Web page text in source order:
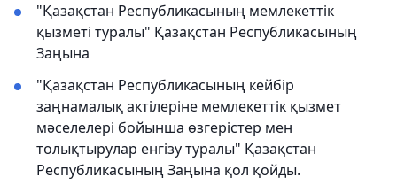
"Қазақстан Республикасының мемлекеттік
қызметі туралы" Қазақстан Республикасының
Заңына
"Қазақстан Республикасының кейбір
заңнамалық актілеріне мемлекеттік қызмет
мәселелері бойынша өзгерістер мен
толықтырулар енгізу туралы" Қазақстан
Республикасының Заңына қол қойды.